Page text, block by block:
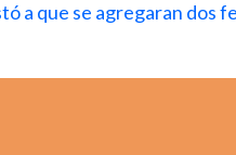
a que se agregaran dos